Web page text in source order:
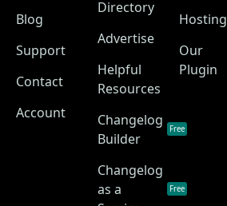
Blog
Support
Contact
Account
Directory
Advertise
Helpful
Resources
Changelog
Builder
Free
Changelog
as a
Free
Hosting
Our
Plugin